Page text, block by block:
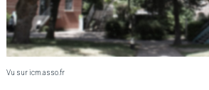
Vu sur icm.asso.fr